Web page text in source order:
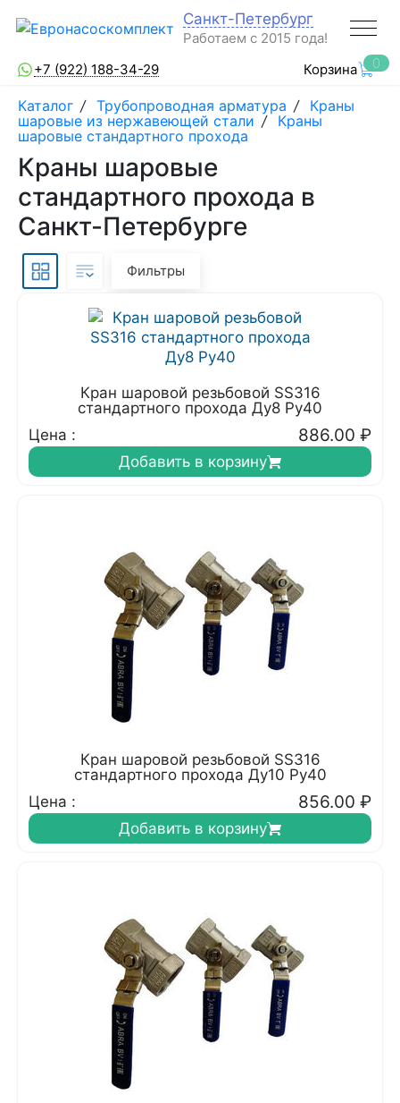
Санкт-Петербург
Работаем с 2015 года!
+7 (922) 188-34-29
Корзина 0
Каталог / Трубопроводная арматура / Краны
шаровые из нержавеющей стали / Краны
шаровые стандартного прохода
Краны шаровые
стандартного прохода в
Санкт-Петербурге
Фильтры
Кран шаровой резьбовой SS316
стандартного прохода Ду8 Ру40
Цена :
886.00 ₽
Добавить в корзину
Кран шаровой резьбовой SS316
стандартного прохода Ду10 Ру40
Цена :
856.00 ₽
Добавить в корзину